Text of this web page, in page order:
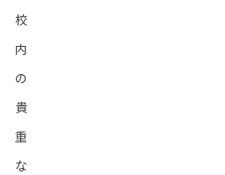
校
内
の
貴
重
な